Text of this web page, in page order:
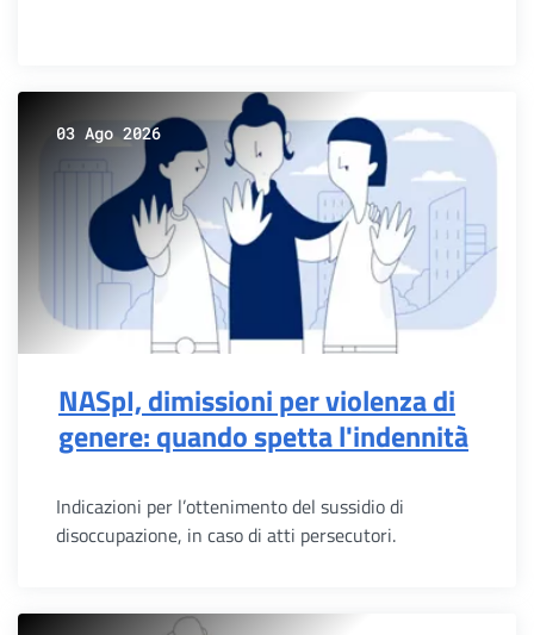
03 Ago 2026
NASpI, dimissioni per violenza di
genere: quando spetta l'indennità
Indicazioni per l’ottenimento del sussidio di
disoccupazione, in caso di atti persecutori.